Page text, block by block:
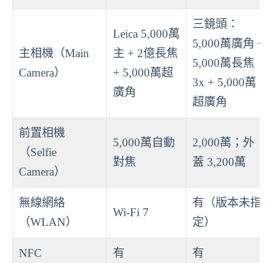
主相機（Main
Camera）
Leica 5,000萬
主 + 2億長焦
+ 5,000萬超
廣角
三鏡頭：
5,000萬廣角 +
5,000萬長焦
3x + 5,000萬
超廣角
前置相機
（Selfie
Camera）
5,000萬自動
對焦
2,000萬；外
蓋 3,200萬
無線網絡
（WLAN）
Wi-Fi 7
有（版本未指
定）
NFC 有 有